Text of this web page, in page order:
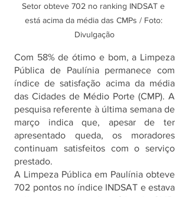
Setor obteve 702 no ranking INDSAT e
está acima da média das CMPs / Foto:
Divulgação
Com 58% de ótimo e bom, a Limpeza
Pública de Paulínia permanece com
índice de satisfação acima da média
das Cidades de Médio Porte (CMP). A
pesquisa referente à última semana de
março indica que, apesar de ter
apresentado queda, os moradores
continuam satisfeitos com o serviço
prestado.
A Limpeza Pública em Paulínia obteve
702 pontos no índice INDSAT e estava